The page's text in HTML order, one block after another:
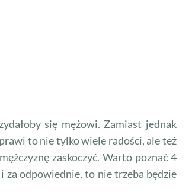
się mężowi. Zamiast jednak
to nie tylko wiele radości, ale też
zaskoczyć. Warto poznać 4
za odpowiednie, to nie trzeba będzie